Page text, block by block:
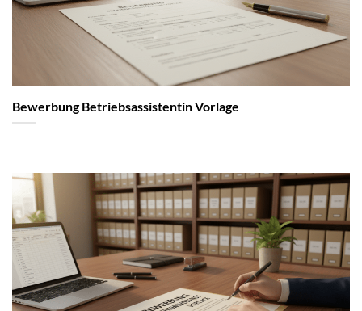
Bewerbung Betriebsassistentin Vorlage